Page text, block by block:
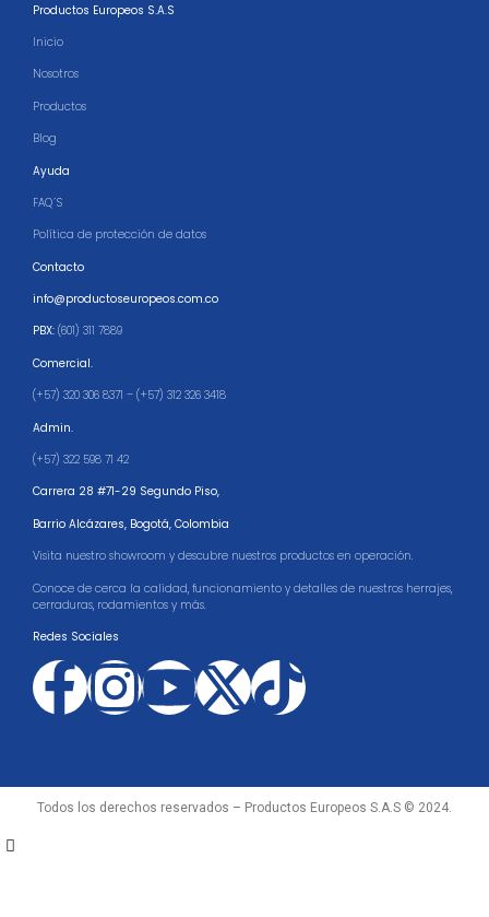
Productos Europeos S.A.S
Inicio
Nosotros
Productos
Blog
Ayuda
FAQ´S
Política de protección de datos
Contacto
info@productoseuropeos.com.co
PBX: (601) 311 7889
Comercial.
(+57) 320 306 8371 – (+57) 312 326 3418
Admin.
(+57) 322 598 71 42
Carrera 28 #71-29 Segundo Piso,
Barrio Alcázares, Bogotá, Colombia
Visita nuestro showroom y descubre nuestros productos en operación.
Conoce de cerca la calidad, funcionamiento y detalles de nuestros herrajes,
cerraduras, rodamientos y más.
Redes Sociales
Todos los derechos reservados – Productos Europeos S.A.S © 2024.